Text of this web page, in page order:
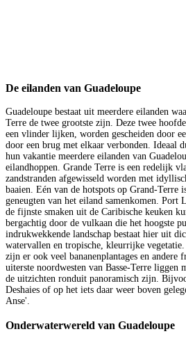
De eilanden van Guadeloupe
Guadeloupe bestaat uit meerdere eilanden
Terre de twee grootste zijn. Deze twee
een vlinder lijken, worden gescheiden door
door een brug met elkaar verbonden. Ideaal
hun vakantie meerdere eilanden van
eilandhoppen. Grande Terre is een redelijk
zandstranden afgewisseld worden met
baaien. Eén van de hotspots op Grand-Terre
geneugten van het eiland samenkomen. Port
de fijnste smaken uit de Caribische keuken
bergachtig door de vulkaan die het hoogste
indrukwekkende landschap bestaat hier uit
watervallen en tropische, kleurrijke
zijn er ook veel bananenplantages en
uiterste noordwesten van Basse-Terre liggen
de uitzichten ronduit panoramisch zijn.
Deshaies of op het iets daar weer boven
Anse'.
Onderwaterwereld van Guadeloupe